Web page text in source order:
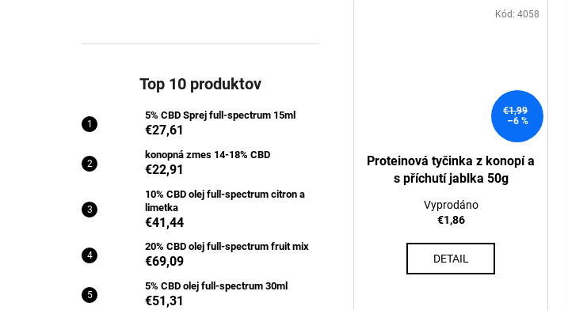
Top 10 produktov
5% CBD Sprej full-spectrum 15ml
€27,61
konopná zmes 14-18% CBD
€22,91
10% CBD olej full-spectrum citron a
limetka
€41,44
20% CBD olej full-spectrum fruit mix
€69,09
5% CBD olej full-spectrum 30ml
€51,31
€1,99
–6 %
Proteinová tyčinka z konopí a
s příchutí jablka 50g
Vyprodáno
€1,86
DETAIL
Kód:4058